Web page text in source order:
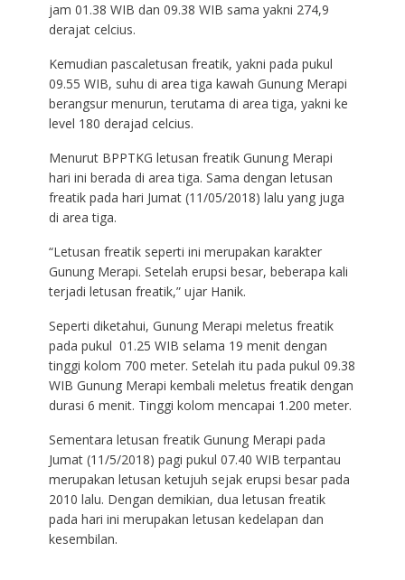
jam 01.38 WIB dan 09.38 WIB sama yakni 274,9
derajat celcius.
Kemudian pascaletusan freatik, yakni pada pukul
09.55 WIB, suhu di area tiga kawah Gunung Merapi
berangsur menurun, terutama di area tiga, yakni ke
level 180 derajad celcius.
Menurut BPPTKG letusan freatik Gunung Merapi
hari ini berada di area tiga. Sama dengan letusan
freatik pada hari Jumat (11/05/2018) lalu yang juga
di area tiga.
“Letusan freatik seperti ini merupakan karakter
Gunung Merapi. Setelah erupsi besar, beberapa kali
terjadi letusan freatik,” ujar Hanik.
Seperti diketahui, Gunung Merapi meletus freatik
pada pukul 01.25 WIB selama 19 menit dengan
tinggi kolom 700 meter. Setelah itu pada pukul 09.38
WIB Gunung Merapi kembali meletus freatik dengan
durasi 6 menit. Tinggi kolom mencapai 1.200 meter.
Sementara letusan freatik Gunung Merapi pada
Jumat (11/5/2018) pagi pukul 07.40 WIB terpantau
merupakan letusan ketujuh sejak erupsi besar pada
2010 lalu. Dengan demikian, dua letusan freatik
pada hari ini merupakan letusan kedelapan dan
kesembilan.